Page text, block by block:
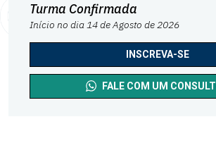
Turma Confirmada
Início no dia 14 de Agosto de 2026
INSCREVA-SE
FALE COM UM